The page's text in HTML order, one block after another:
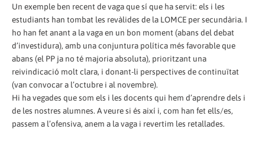
Un exemple ben recent de vaga que sí que ha servit: els i les
estudiants han tombat les revàlides de la LOMCE per secundària. I
ho han fet anant a la vaga en un bon moment (abans del debat
d’investidura), amb una conjuntura política més favorable que
abans (el PP ja no té majoria absoluta), prioritzant una
reivindicació molt clara, i donant-li perspectives de continuïtat
(van convocar a l’octubre i al novembre).
Hi ha vegades que som els i les docents qui hem d’aprendre dels i
de les nostres alumnes. A veure si és així i, com han fet ells/es,
passem a l’ofensiva, anem a la vaga i revertim les retallades.